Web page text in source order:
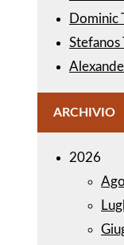
Dominic
Stefanos
ARCHIVIO
2026